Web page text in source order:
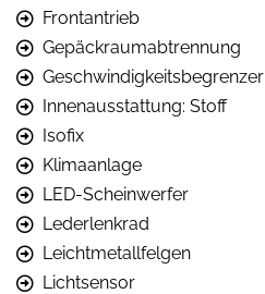
Frontantrieb
Gepäckraumabtrennung
Geschwindigkeitsbegrenzer
Innenausstattung: Stoff
Isofix
Klimaanlage
LED-Scheinwerfer
Lederlenkrad
Leichtmetallfelgen
Lichtsensor